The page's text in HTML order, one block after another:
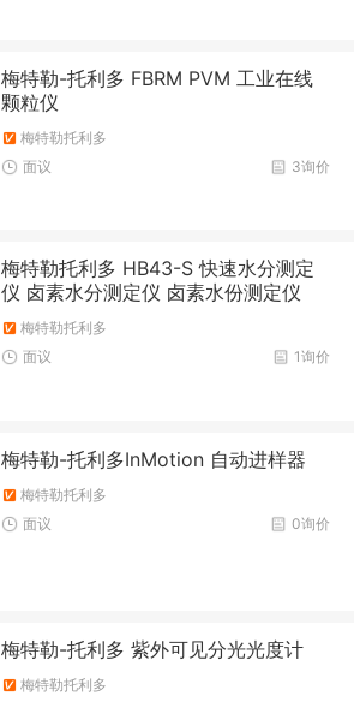
梅特勒-托利多 FBRM PVM 工业在线
颗粒仪
梅特勒托利多
3询价
面议
梅特勒托利多 HB43-S 快速水分测定
仪 卤素水分测定仪 卤素水份测定仪
梅特勒托利多
1询价
面议
梅特勒-托利多InMotion 自动进样器
梅特勒托利多
0询价
面议
梅特勒-托利多 紫外可见分光光度计
梅特勒托利多